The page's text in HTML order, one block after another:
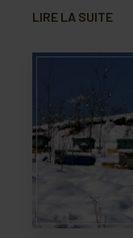
LIRE LA SUITE